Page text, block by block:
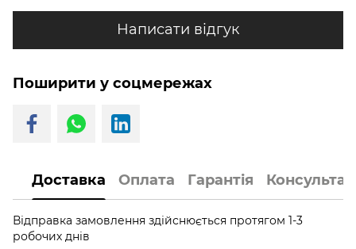
Написати відгук
Поширити у соцмережах
Доставка Оплата Гарантія
Відправка замовлення здійснюється протягом 1-3
робочих днів